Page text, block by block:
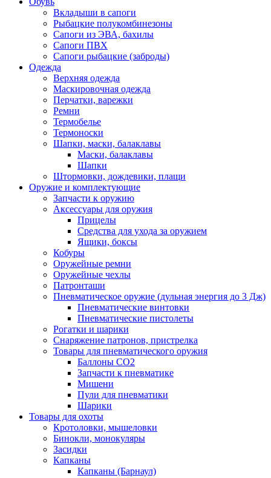
Вкладыши в сапоги
Рыбацкие полукомбинезоны
Сапоги из ЭВА, бахилы
Сапоги ПВХ
Сапоги рыбацкие (заброды)
Одежда
Верхняя одежда
Маскировочная одежда
Перчатки, варежки
Ремни
Термобелье
Термоноски
Шапки, маски, балаклавы
Маски, балаклавы
Шапки
Штормовки, дождевики, плащи
Оружие и комплектующие
Запчасти к оружию
Аксессуары для оружия
Прицелы
Средства для ухода за оружием
Ящики, боксы
Кобуры
Оружейные ремни
Оружейные чехлы
Патронташи
Пневматическое оружие (дульная энергия до 3 Дж)
Пневматические винтовки
Пневматические пистолеты
Рогатки и шарики
Снаряжение патронов, пристрелка
Товары для пневматического оружия
Баллоны СО2
Запчасти к пневматике
Мишени
Пули для пневматики
Шарики
Товары для охоты
Кротоловки, мышеловки
Бинокли, монокуляры
Засидки
Капканы
Капканы (Барнаул)